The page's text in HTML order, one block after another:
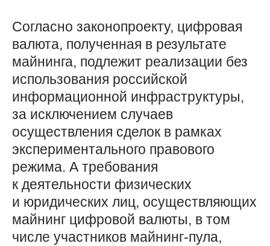
Согласно законопроекту, цифровая
валюта, полученная в результате
майнинга, подлежит реализации без
использования российской
информационной инфраструктуры,
за исключением случаев
осуществления сделок в рамках
экспериментального правового
режима. А требования
к деятельности физических
и юридических лиц, осуществляющих
майнинг цифровой валюты, в том
числе участников майнинг-пула,